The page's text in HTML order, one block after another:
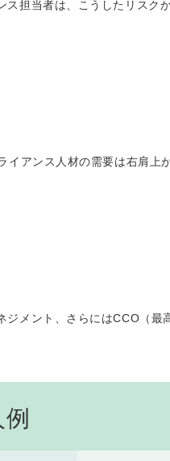
担当者は、こうしたリスク
アンス人材の需要は右肩上
メント、さらにはCCO（最